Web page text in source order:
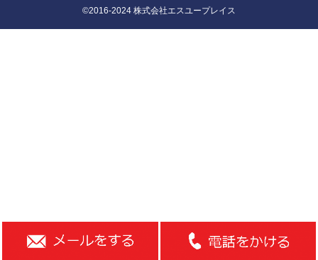
©2016-2024 株式会社エスユープレイス